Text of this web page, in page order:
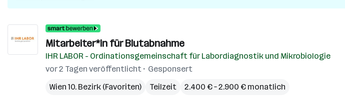
Mitarbeiter*in für Blutabnahme
IHR LABOR - Ordinationsgemeinschaft für Labordiagnostik und Mikrobiologie
vor 2 Tagen veröffentlicht
Gesponsert
Wien 10. Bezirk (Favoriten)
Teilzeit 2.400 € – 2.900 € monatlich